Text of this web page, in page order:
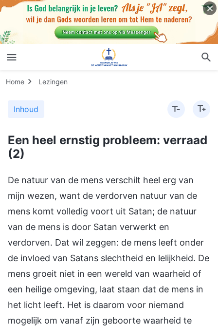
Home Lezingen
Inhoud
Een heel ernstig probleem: verraad
(2)
De natuur van de mens verschilt heel erg van
mijn wezen, want de verdorven natuur van de
mens komt volledig voort uit Satan; de natuur
van de mens is door Satan verwerkt en
verdorven. Dat wil zeggen: de mens leeft onder
de invloed van Satans slechtheid en lelijkheid. De
mens groeit niet in een wereld van waarheid of
een heilige omgeving, laat staan dat de mens in
het licht leeft. Het is daarom voor niemand
mogelijk om vanaf zijn geboorte waarheid te